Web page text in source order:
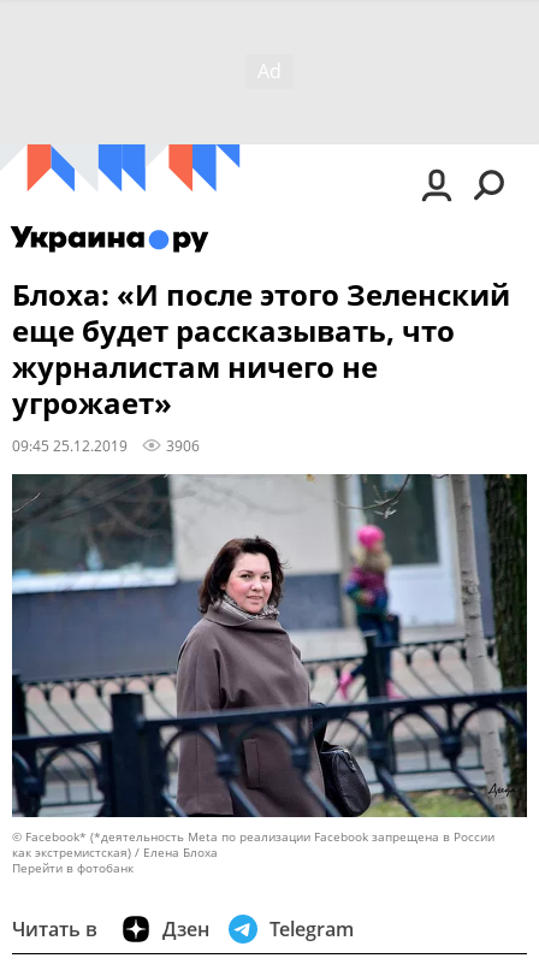
Блоха: «И после этого Зеленский
еще будет рассказывать, что
журналистам ничего не
угрожает»
09:45 25.12.2019 3906
© Facebook* (*деятельность Meta по реализации Facebook запрещена в России
как экстремистская) / Елена Блоха
Перейти в фотобанк
Читать в Дзен Telegram